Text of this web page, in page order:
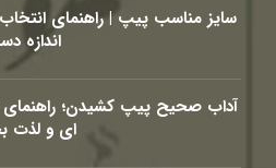
سایز مناسب پیپ | راهنمای
اندازه
آداب صحیح پیپ کشیدن؛
ای و لذت